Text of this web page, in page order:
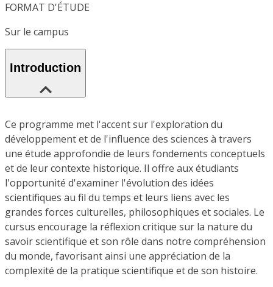
FORMAT D'ÉTUDE
Sur le campus
Introduction
Ce programme met l'accent sur l'exploration du
développement et de l'influence des sciences à travers
une étude approfondie de leurs fondements conceptuels
et de leur contexte historique. Il offre aux étudiants
l'opportunité d'examiner l'évolution des idées
scientifiques au fil du temps et leurs liens avec les
grandes forces culturelles, philosophiques et sociales. Le
cursus encourage la réflexion critique sur la nature du
savoir scientifique et son rôle dans notre compréhension
du monde, favorisant ainsi une appréciation de la
complexité de la pratique scientifique et de son histoire.